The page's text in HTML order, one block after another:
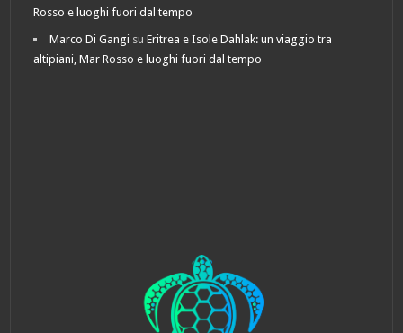
Rosso e luoghi fuori dal tempo
Marco Di Gangi suEritrea e Isole Dahlak: un viaggio tra
altipiani, Mar Rosso e luoghi fuori dal tempo